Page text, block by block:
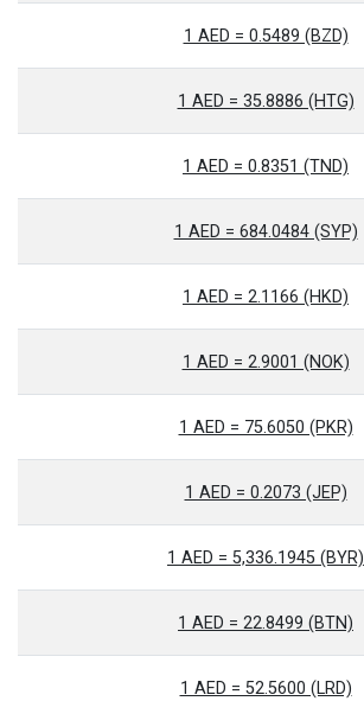
1 AED = 0.5489 (BZD)
1 AED = 35.8886 (HTG)
1 AED = 0.8351 (TND)
1 AED = 684.0484 (SYP)
1 AED = 2.1166 (HKD)
1 AED = 2.9001 (NOK)
1 AED = 75.6050 (PKR)
1 AED = 0.2073 (JEP)
1 AED = 5,336.1945 (BYR)
1 AED = 22.8499 (BTN)
1 AED = 52.5600 (LRD)